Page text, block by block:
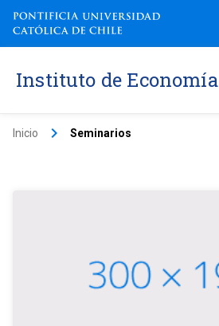
Instituto de Economía
Inicio keyboard_arrow_right Seminarios